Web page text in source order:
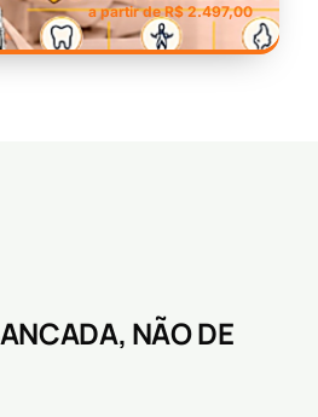
a partir de R$ 2.497,00
NÃO DE